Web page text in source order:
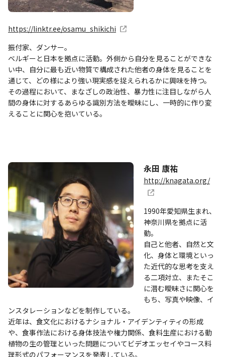
https://linktr.ee/osamu_shikichi
振付家、ダンサー。
ベルギーと日本を拠点に活動。外側から自分を見ることができな
い中、自分に最も近い物質で構成された他者の身体を見ることを
通じて、どの様により強い現実感を捉えられるかに興味を持つ。
その過程において、まなざしの政治性、暴力性に注目しながら人
間の身体に対するあらゆる識別方法を曖昧にし、一時的に作り変
えることに関心を抱いている。
永田 康祐
http://knagata.org/
1990年愛知県生まれ、
神奈川県を拠点に活
動。
自己と他者、自然と文
化、身体と環境といっ
た近代的な思考を支え
る二項対立、またそこ
に潜む曖昧さに関心を
もち、写真や映像、イ
ンスタレーションなどを制作している。
近年は、食文化におけるナショナル・アイデンティティの形成
や、食事作法における身体技法や権力関係、食料生産における動
植物の生の管理といった問題についてビデオエッセイやコース料
理形式のパフォーマンスを発表している。